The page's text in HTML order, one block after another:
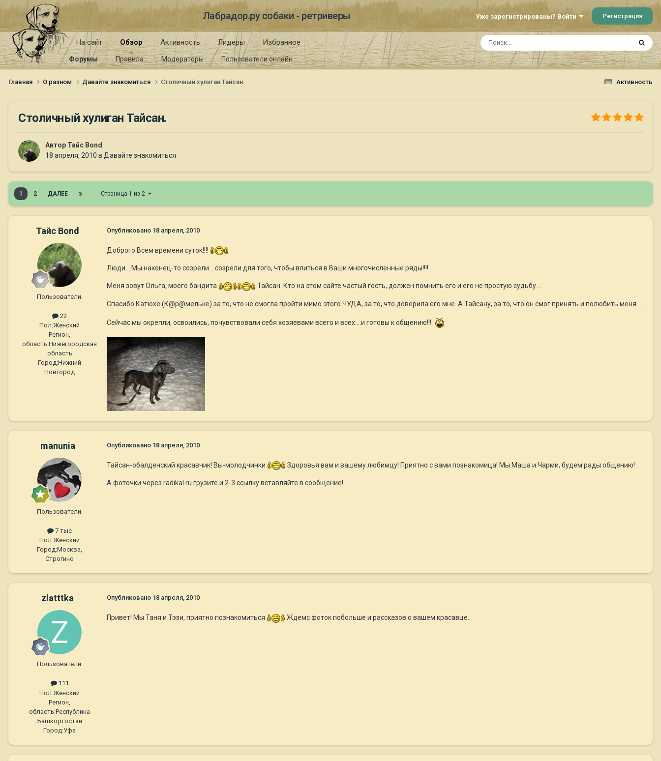
Лабрадор.ру собаки - ретриверы Уже зарегистрированы? Войти Регистрация
На сайт Обзор
Форумы Правила Модераторы Пользователи онлайн
Активность Лидеры Избранное
Активность
Главная О разном Давайте знакомиться Столичный хулиган Тайсан.
Столичный хулиган Тайсан.
Автор Тайс Bond
18 апреля, 2010 в Давайте знакомиться
1 2 ДАЛЕЕ Страница 1 из 2
Тайс Bond
Пользователи.
22
Пол:Женский
Регион,
область:Нижегородская
область
Город:Нижний
Новгород
Опубликовано 18 апреля, 2010
Доброго Всем времени суток!!!!
Люди....Мы наконец-то созрели....созрели для того, чтобы влиться в Ваши многочисленные ряды!!!!
Меня зовут Ольга, моего бандита Тайсан. Кто на этом сайте частый гость, должен помнить его и его не простую судьбу....
Спасибо Катюхе (К@р@мельке) за то, что не смогла пройти мимо этого ЧУДА, за то, что доверила его мне. А Тайсану, за то, что он смог принять и полюбить меня....
Сейчас мы окрепли, освоились, почувствовали себя хозяевами всего и всех....и готовы к общению!!!
manunia
Пользователи.
7 тыс
Пол:Женский
Город:Москва,
Строгино
Опубликовано 18 апреля, 2010
Тайсан-обалденский красавчик! Вы-молодчинки Здоровья вам и вашему любимцу! Приятно с вами познакомица! Мы Маша и Чарми, будем рады общению!
А фоточки через radikal.ru грузите и 2-3 ссылку вставляйте в сообщение!
zlatttka
Пользователи.
111
Пол:Женский
Регион,
область:Республика
Башкортостан
Город:Уфа
Опубликовано 18 апреля, 2010
Привет! Мы Таня и Тэзи, приятно познакомиться Ждемс фоток побольше и рассказов о вашем красавце.